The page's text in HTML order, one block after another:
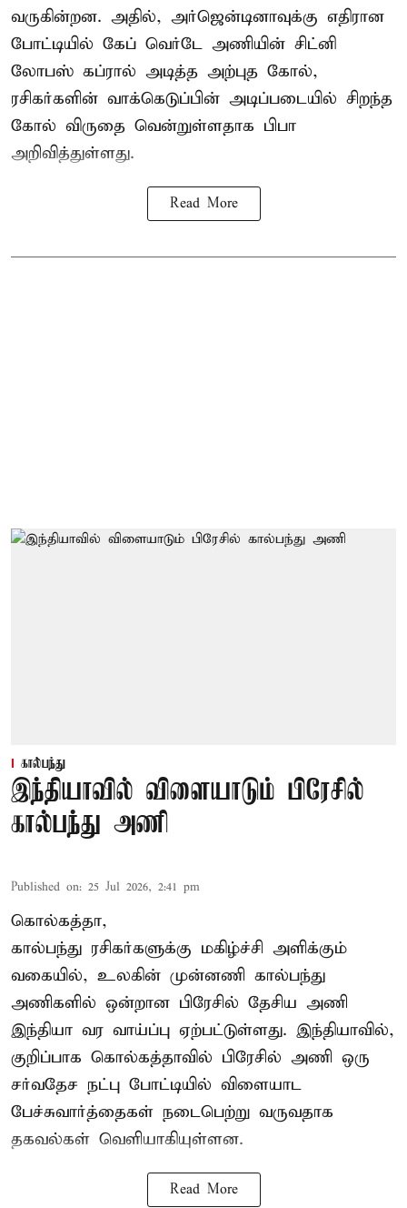
வருகின்றன. அதில், அர்ஜென்டினாவுக்கு எதிரான
போட்டியில் கேப் வெர்டே அணியின் சிட்னி
லோபஸ் கப்ரால் அடித்த அற்புத கோல்,
ரசிகர்களின் வாக்கெடுப்பின் அடிப்படையில் சிறந்த
கோல் விருதை வென்றுள்ளதாக பிபா
அறிவித்துள்ளது.
Read More
கால்பந்து
இந்தியாவில் விளையாடும் பிரேசில்
கால்பந்து அணி
Published on: 25 Jul 2026, 2:41 pm
கொல்கத்தா,
கால்பந்து ரசிகர்களுக்கு மகிழ்ச்சி அளிக்கும்
வகையில், உலகின் முன்னணி கால்பந்து
அணிகளில் ஒன்றான பிரேசில் தேசிய அணி
இந்தியா வர வாய்ப்பு ஏற்பட்டுள்ளது. இந்தியாவில்,
குறிப்பாக கொல்கத்தாவில் பிரேசில் அணி ஒரு
சர்வதேச நட்பு போட்டியில் விளையாட
பேச்சுவார்த்தைகள் நடைபெற்று வருவதாக
தகவல்கள் வெளியாகியுள்ளன.
Read More